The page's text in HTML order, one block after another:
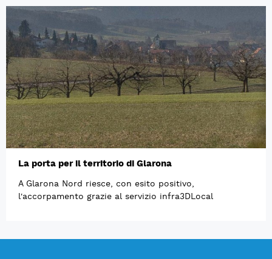
La porta per il territorio di Glarona
A Glarona Nord riesce, con esito positivo,
l'accorpamento grazie al servizio infra3DLocal